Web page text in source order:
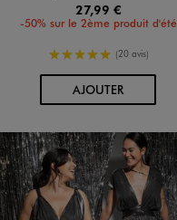
27,99 €
-50% sur le 2ème produit d'été
5/5 de moyenne
(20 avis)
AJOUTERAU PANIER